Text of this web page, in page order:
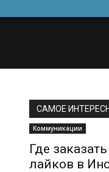
САМОЕ
Коммуникации
Где
лайков в